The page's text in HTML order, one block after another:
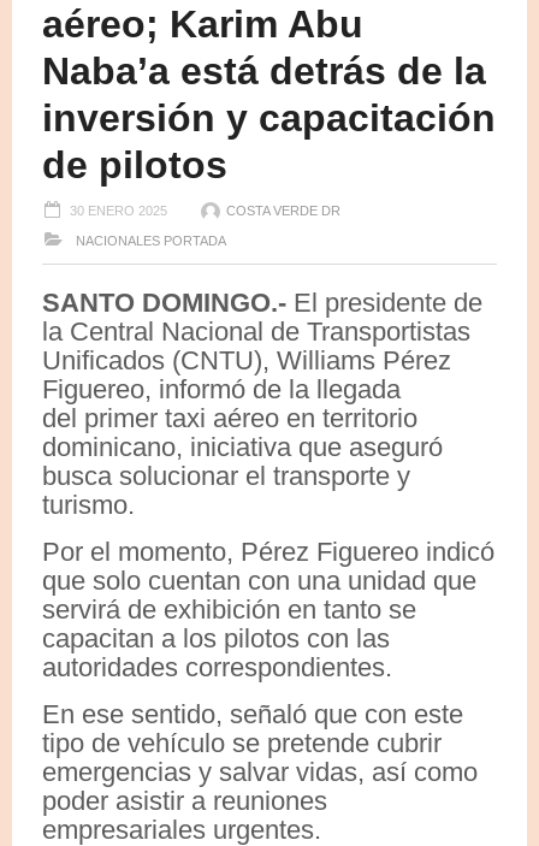
aéreo; Karim Abu
Naba’a está detrás de la
inversión y capacitación
de pilotos
30 ENERO 2025 COSTA VERDE DR
NACIONALES PORTADA
SANTO DOMINGO.- El presidente de
la Central Nacional de Transportistas
Unificados (CNTU), Williams Pérez
Figuereo, informó de la llegada
del primer taxi aéreo en territorio
dominicano, iniciativa que aseguró
busca solucionar el transporte y
turismo.
Por el momento, Pérez Figuereo indicó
que solo cuentan con una unidad que
servirá de exhibición en tanto se
capacitan a los pilotos con las
autoridades correspondientes.
En ese sentido, señaló que con este
tipo de vehículo se pretende cubrir
emergencias y salvar vidas, así como
poder asistir a reuniones
empresariales urgentes.